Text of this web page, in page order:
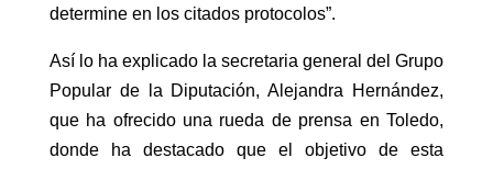
determine en los citados protocolos”.
Así lo ha explicado la secretaria general del Grupo
Popular de la Diputación, Alejandra Hernández,
que ha ofrecido una rueda de prensa en Toledo,
donde ha destacado que el objetivo de esta